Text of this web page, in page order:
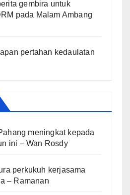
gembira untuk
pada Malam Ambang
pertahan kedaulatan
meningkat kepada
ini – Wan Rosdy
perkukuh kerjasama
– Ramanan